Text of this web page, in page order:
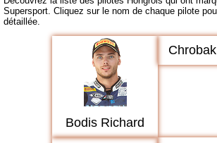
Supersport. Cliquez sur le nom de chaque pilote
détaillée.
Bodis Richard